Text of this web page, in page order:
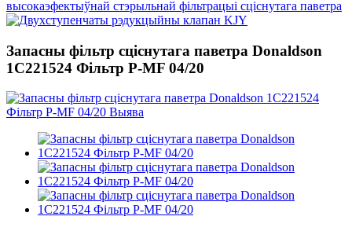
Запасны фільтр сціснутага паветра Donaldson
1C221524 Фільтр P-MF 04/20